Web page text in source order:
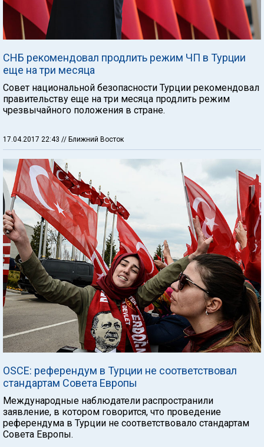
СНБ рекомендовал продлить режим ЧП в Турции
еще на три месяца
Совет национальной безопасности Турции рекомендовал
правительству еще на три месяца продлить режим
чрезвычайного положения в стране.
17.04.2017 22:43 // Ближний Восток
OSCE: референдум в Турции не соответствовал
стандартам Совета Европы
Международные наблюдатели распространили
заявление, в котором говорится, что проведение
референдума в Турции не соответствовало стандартам
Совета Европы.